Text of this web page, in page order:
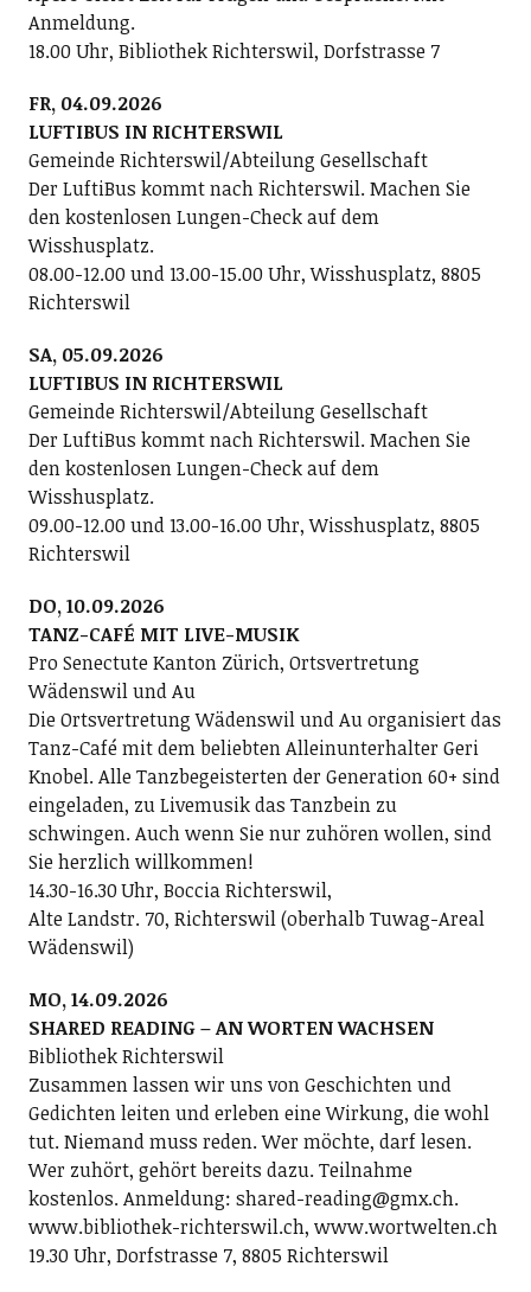
Anmeldung.
18.00 Uhr, Bibliothek Richterswil, Dorfstrasse 7
FR, 04.09.2026
LUFTIBUS IN RICHTERSWIL
Gemeinde Richterswil/Abteilung Gesellschaft
Der LuftiBus kommt nach Richterswil. Machen Sie
den kostenlosen Lungen-Check auf dem
Wisshusplatz.
08.00-12.00 und 13.00-15.00 Uhr, Wisshusplatz, 8805
Richterswil
SA, 05.09.2026
LUFTIBUS IN RICHTERSWIL
Gemeinde Richterswil/Abteilung Gesellschaft
Der LuftiBus kommt nach Richterswil. Machen Sie
den kostenlosen Lungen-Check auf dem
Wisshusplatz.
09.00-12.00 und 13.00-16.00 Uhr, Wisshusplatz, 8805
Richterswil
DO, 10.09.2026
TANZ-CAFÉ MIT LIVE-MUSIK
Pro Senectute Kanton Zürich, Ortsvertretung
Wädenswil und Au
Die Ortsvertretung Wädenswil und Au organisiert das
Tanz-Café mit dem beliebten Alleinunterhalter Geri
Knobel. Alle Tanzbegeisterten der Generation 60+ sind
eingeladen, zu Livemusik das Tanzbein zu
schwingen. Auch wenn Sie nur zuhören wollen, sind
Sie herzlich willkommen!
14.30-16.30 Uhr, Boccia Richterswil,
Alte Landstr. 70, Richterswil (oberhalb Tuwag-Areal
Wädenswil)
MO, 14.09.2026
SHARED READING – AN WORTEN WACHSEN
Bibliothek Richterswil
Zusammen lassen wir uns von Geschichten und
Gedichten leiten und erleben eine Wirkung, die wohl
tut. Niemand muss reden. Wer möchte, darf lesen.
Wer zuhört, gehört bereits dazu. Teilnahme
kostenlos. Anmeldung: shared-reading@gmx.ch.
www.bibliothek-richterswil.ch, www.wortwelten.ch
19.30 Uhr, Dorfstrasse 7, 8805 Richterswil